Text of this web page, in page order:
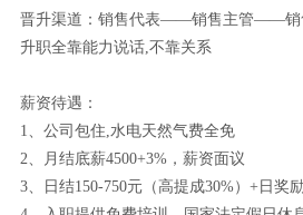
晋升渠道：销售代表——销售主管——销
升职全靠能力说话,不靠关系
薪资待遇：
1、公司包住,水电天然气费全免
2、月结底薪4500+3%，薪资面议
3、日结150-750元（高提成30%）+日奖